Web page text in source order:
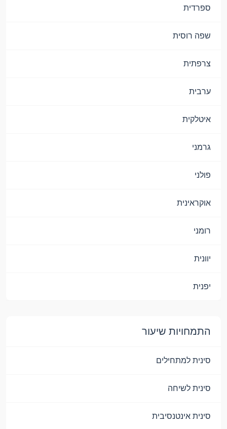
ספרדית
שפה רוסית
צרפתית
ערבית
איטלקית
גרמני
פולני
אוקראינית
רומני
יוונית
יפנית
התמחויות שיעור
סינית למתחילים
סינית לשיחה
סינית אינטנסיבית